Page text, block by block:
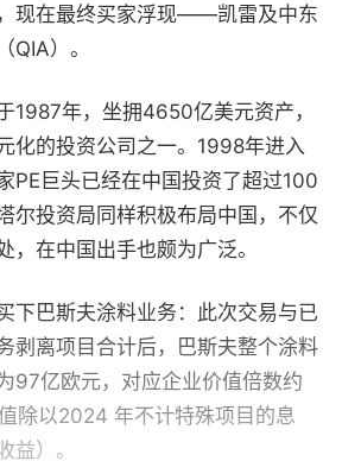
现在最终买家浮现——凯雷及中东
QIA）。
1987年，坐拥4650亿美元资产，
化的投资公司之一。1998年进入
PE巨头已经在中国投资了超过100
尔投资局同样积极布局中国，不仅
，在中国出手也颇为广泛。
下巴斯夫涂料业务：此次交易与已
剥离项目合计后，巴斯夫整个涂料
97亿欧元，对应企业价值倍数约
除以2024 年不计特殊项目的息
益）。